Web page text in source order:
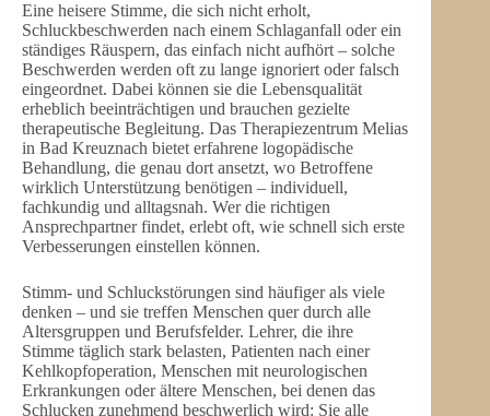
Eine heisere Stimme, die sich nicht erholt,
Schluckbeschwerden nach einem Schlaganfall oder ein
ständiges Räuspern, das einfach nicht aufhört – solche
Beschwerden werden oft zu lange ignoriert oder falsch
eingeordnet. Dabei können sie die Lebensqualität
erheblich beeinträchtigen und brauchen gezielte
therapeutische Begleitung. Das Therapiezentrum Melias
in Bad Kreuznach bietet erfahrene logopädische
Behandlung, die genau dort ansetzt, wo Betroffene
wirklich Unterstützung benötigen – individuell,
fachkundig und alltagsnah. Wer die richtigen
Ansprechpartner findet, erlebt oft, wie schnell sich erste
Verbesserungen einstellen können.
Stimm- und Schluckstörungen sind häufiger als viele
denken – und sie treffen Menschen quer durch alle
Altersgruppen und Berufsfelder. Lehrer, die ihre
Stimme täglich stark belasten, Patienten nach einer
Kehlkopfoperation, Menschen mit neurologischen
Erkrankungen oder ältere Menschen, bei denen das
Schlucken zunehmend beschwerlich wird: Sie alle